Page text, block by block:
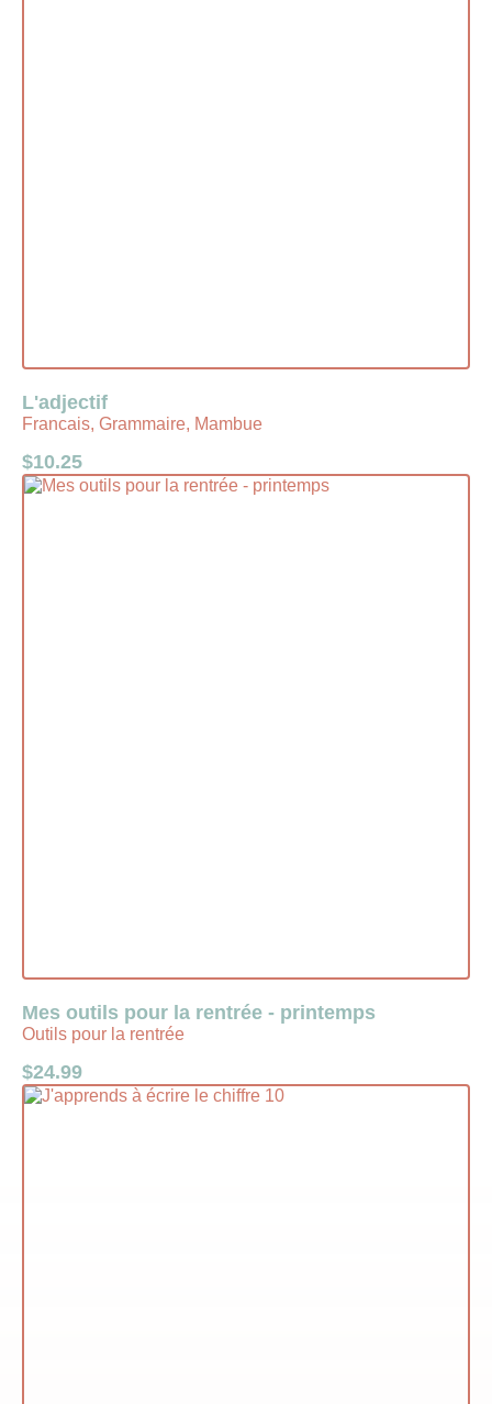
L'adjectif
Francais, Grammaire, Mambue
$10.25
Mes outils pour la rentrée - printemps
Outils pour la rentrée
$24.99